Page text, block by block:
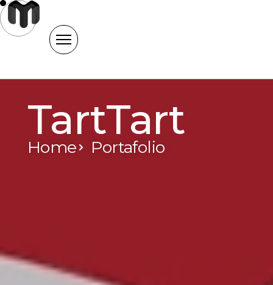
Ir
al
TartTart
Home Portafolio